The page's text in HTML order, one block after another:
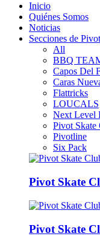
Inicio
Quiénes Somos
Noticias
Secciones de Pivot
All
BBQ
Capos Del
Caras
Flattricks
LOUCALS
Next Level
Pivot Skate
Pivotline
Six Pack
Pivot Skate
Pivot Skate